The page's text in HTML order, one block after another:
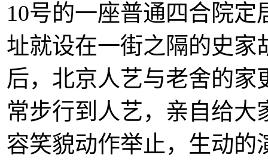
10号的一座普通四合院定
址就设在一街之隔的史家
后，北京人艺与老舍的家
常步行到人艺，亲自给
容笑貌动作举止，生动的